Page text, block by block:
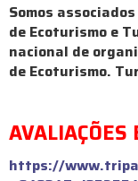
Somos
de Ecoturismo e
nacional de
de Ecoturismo.
AVALIAÇÕES
https://